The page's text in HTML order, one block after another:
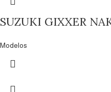
SUZUKI GIXXER
Modelos